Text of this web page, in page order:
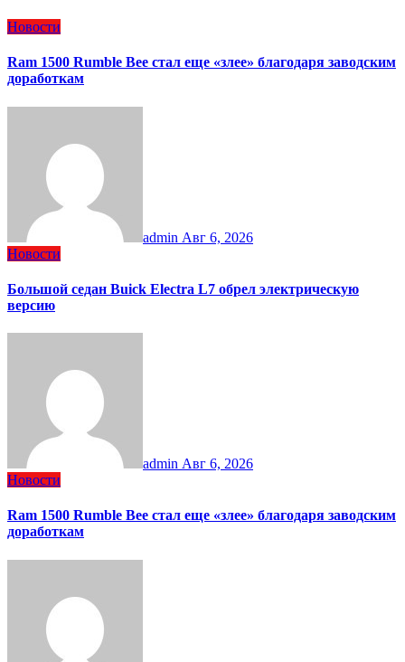
Новости
Ram 1500 Rumble Bee стал еще «злее» благодаря заводским
доработкам
admin Авг 6, 2026
Новости
Большой седан Buick Electra L7 обрел электрическую
версию
admin Авг 6, 2026
Новости
Ram 1500 Rumble Bee стал еще «злее» благодаря заводским
доработкам